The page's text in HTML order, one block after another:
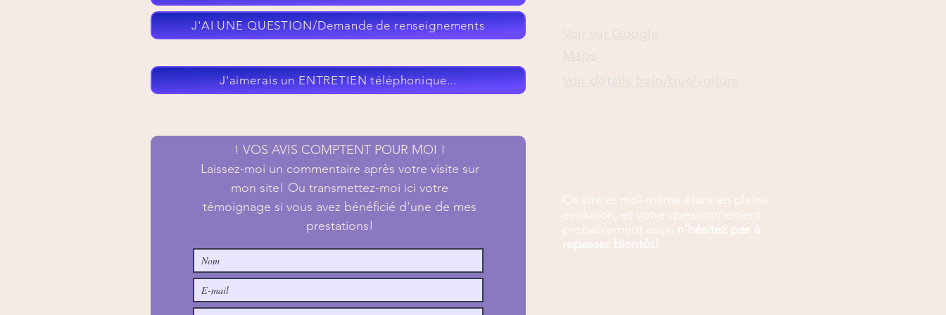
J'AI UNE QUESTION/Demande de renseignements
J'aimerais un ENTRETIEN téléphonique...
! VOS AVIS COMPTENT POUR MOI !
Laissez-moi un commentaire après votre visite sur
mon site! Ou transmettez-moi ici votre
témoignage si vous avez bénéficié d'une de mes
prestations!
Voir sur Google
Maps
Voir détails train/bus/voiture
Ce site et moi-même étant en pleine
évolution, et votre questionnement
probablement aussi n'hésitez pas à
repasser bientôt!